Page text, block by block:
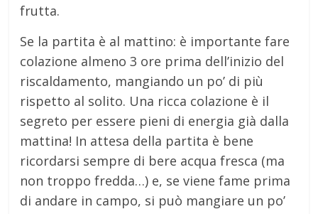
frutta.
Se la partita è al mattino: è importante fare
colazione almeno 3 ore prima dell’inizio del
riscaldamento, mangiando un po’ di più
rispetto al solito. Una ricca colazione è il
segreto per essere pieni di energia già dalla
mattina! In attesa della partita è bene
ricordarsi sempre di bere acqua fresca (ma
non troppo fredda…) e, se viene fame prima
di andare in campo, si può mangiare un po’